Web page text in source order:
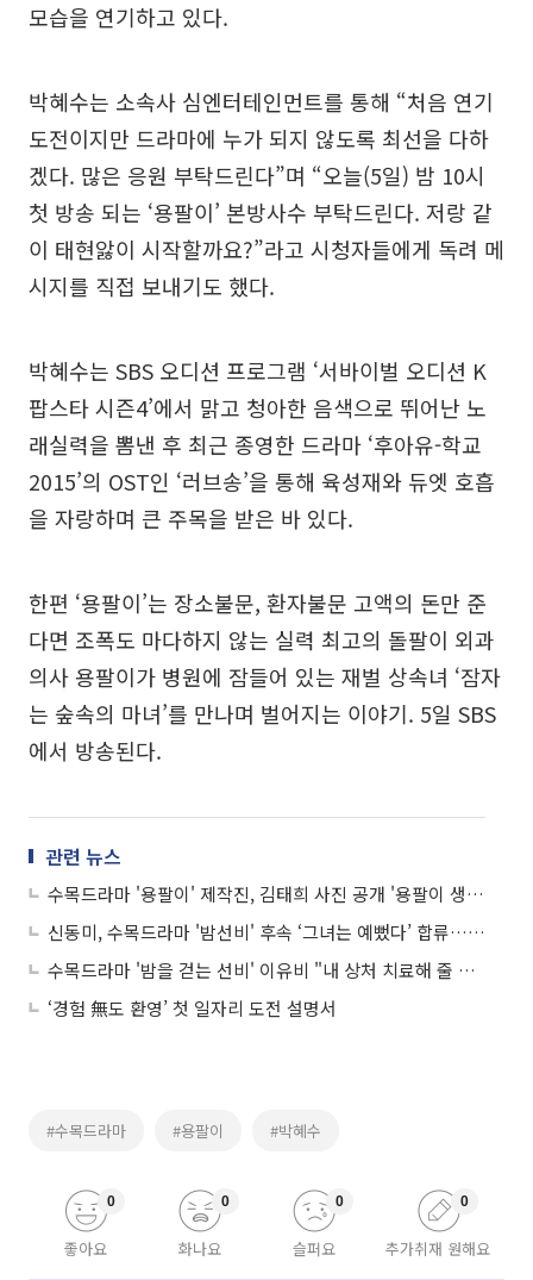
모습을 연기하고 있다.
박혜수는 소속사 심엔터테인먼트를 통해 “처음 연기
도전이지만 드라마에 누가 되지 않도록 최선을 다하
겠다. 많은 응원 부탁드린다”며 “오늘(5일) 밤 10시
첫 방송 되는 ‘용팔이’ 본방사수 부탁드린다. 저랑 같
이 태현앓이 시작할까요?”라고 시청자들에게 독려 메
시지를 직접 보내기도 했다.
박혜수는 SBS 오디션 프로그램 ‘서바이벌 오디션 K
팝스타 시즌4’에서 맑고 청아한 음색으로 뛰어난 노
래실력을 뽐낸 후 최근 종영한 드라마 ‘후아유-학교
2015’의 OST인 ‘러브송’을 통해 육성재와 듀엣 호흡
을 자랑하며 큰 주목을 받은 바 있다.
한편 ‘용팔이’는 장소불문, 환자불문 고액의 돈만 준
다면 조폭도 마다하지 않는 실력 최고의 돌팔이 외과
의사 용팔이가 병원에 잠들어 있는 재벌 상속녀 ‘잠자
는 숲속의 마녀’를 만나며 벌어지는 이야기. 5일 SBS
에서 방송된다.
관련 뉴스
수목드라마 '용팔이' 제작진, 김태희 사진 공개 '용팔이 생각? 뭐하는 거야?'
신동미, 수목드라마 '밤선비' 후속 ‘그녀는 예뻤다’ 합류…황정음 인생 멘토
수목드라마 '밤을 걷는 선비' 이유비 "내 상처 치료해 줄 사람 있나요?" 청순 미모 뽐내
‘경험 無도 환영’ 첫 일자리 도전 설명서
#수목드라마 #용팔이 #박혜수
좋아요
0
화나요
0
슬퍼요
0
추가취재 원해요
0